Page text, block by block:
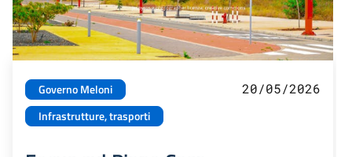
Governo Meloni
Infrastrutture, trasporti
20/05/2026